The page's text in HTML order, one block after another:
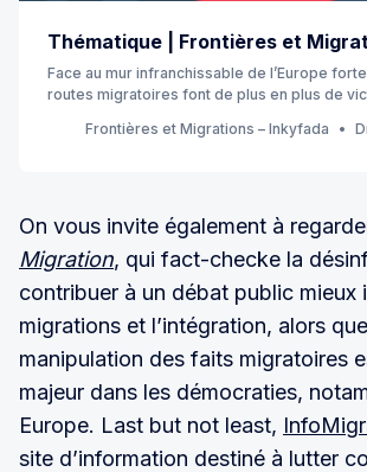
Thématique | Frontières et
Face au mur infranchissable de l’Europe
routes migratoires font de plus en plus de
priorité dans le cadre des politiques euro-
Frontières et Migrations – Inkyfada
On vous invite également à
Migration, qui fact-checke la
contribuer à un débat public mieux
migrations et l’intégration, alors
manipulation des faits migratoires
majeur dans les démocraties,
Europe. Last but not least,
site d’information destiné à lutter